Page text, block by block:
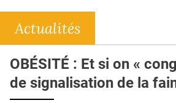
DOSSIERS
RÉSEAUX
E-REVUE SAD
Actualités
OBÉSITÉ : Et si on «
de signalisation de la